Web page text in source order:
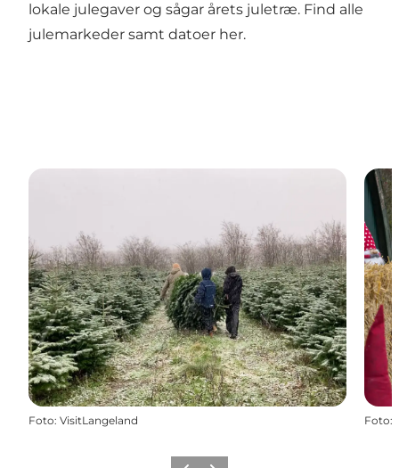
lokale julegaver og sågar årets juletræ. Find alle
julemarkeder samt datoer her.
Foto: VisitLangeland Foto: